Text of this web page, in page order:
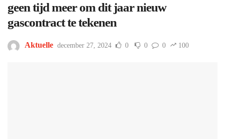
geen tijd meer om dit jaar nieuw
gascontract te tekenen
Aktuelle december 27, 2024 0 0 0 100